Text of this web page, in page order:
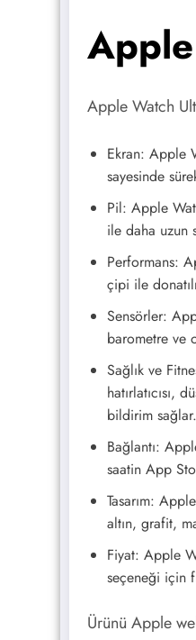
Apple Watch
Ekran: Apple
sayesinde
Pil: Apple
ile daha uzun
Performans:
çipi ile
Sensörler:
barometre ve
Sağlık ve
hatırlatıcısı,
bildirim sağlar.
Bağlantı:
saatin App
Tasarım:
altın, grafit,
Fiyat: Apple
seçeneği için
Ürünü Apple